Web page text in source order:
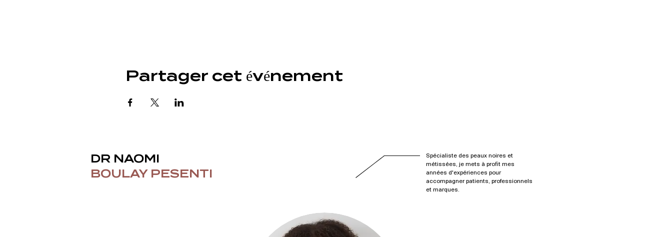
Partager cet événement
DR NAOMI
BOULAY PESENTI
Spécialiste des peaux noires et
métissées, je mets à profit mes
années d'expériences pour
accompagner patients, professionnels
et marques.